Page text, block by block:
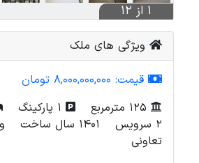
1 از 12
ویژگی های ملک
قیمت: 8,000,000,000 تومان
125 مترمربع
1 پارکینگ
2 سرویس
1401 سال ساخت
تعاونی